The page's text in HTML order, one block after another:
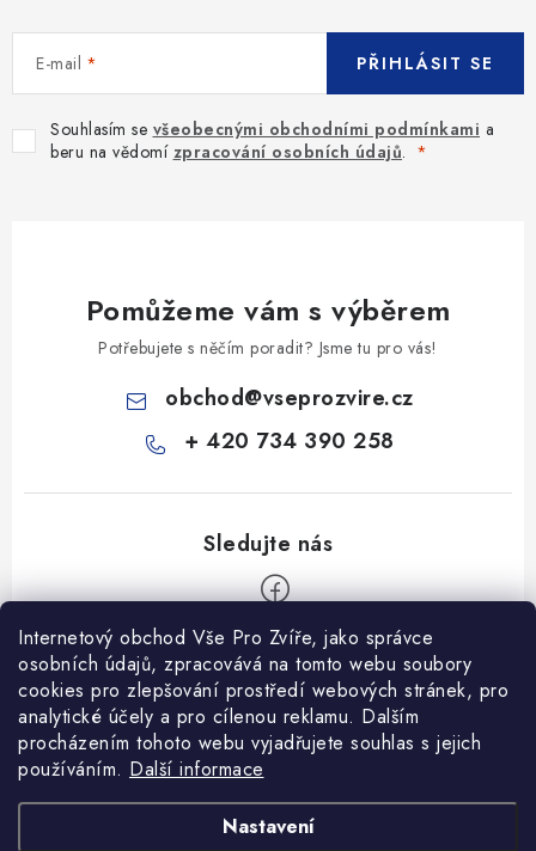
Internetový obchod Vše Pro Zvíře, jako správce
osobních údajů, zpracovává na tomto webu soubory
cookies pro zlepšování prostředí webových stránek, pro
analytické účely a pro cílenou reklamu. Dalším
procházením tohoto webu vyjadřujete souhlas s jejich
používáním. Další informace
Nastavení
E-mail
Souhlasím se všeobecnými obchodními podmínkami a
beru na vědomí zpracování osobních údajů.
PŘIHLÁSIT SE
Pomůžeme vám s výběrem
Potřebujete s něčím poradit? Jsme tu pro vás!
obchod@vseprozvire.cz
+ 420 734 390 258
Informace pro Vás
Ceník dopravy
Kontakty
Heuréka recenze